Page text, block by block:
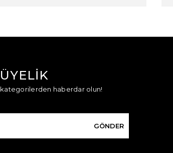
haberdar olun!
GÖNDER